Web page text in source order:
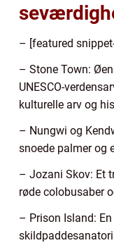
– [featured
– Stone Town:
UNESCO-
kulturelle arv og
– Nungwi og
snoede palmer og
– Jozani Skov: Et
røde colobusaber
– Prison Island: